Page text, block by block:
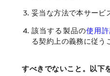
妥当な方法で本サービ
該当する製品の使用
る契約上の義務に従う
すべきでないこと。以下